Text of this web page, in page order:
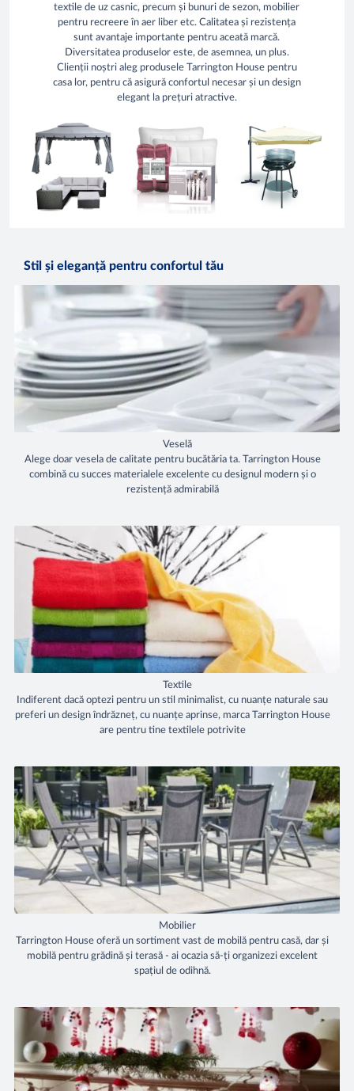
textile de uz casnic, precum și bunuri de sezon, mobilier
pentru recreere în aer liber etc. Calitatea și rezistența
sunt avantaje importante pentru aceată marcă.
Diversitatea produselor este, de asemnea, un plus.
Clienții noștri aleg produsele
Tarrington Housepentru
casa lor, pentru că asigură confortul necesar și un design
elegant la prețuri atractive.
Stil și eleganță pentru confortul tău
Veselă
Alege doar vesela de calitate pentru bucătăria ta. Tarrington House
combină cu succes materialele excelente cu designul modern și o
rezistență admirabilă
Textile
Indiferent dacă optezi pentru un stil minimalist, cu nuanțe naturale sau
preferi un design îndrăzneț, cu nuanțe aprinse, marca Tarrington House
are pentru tine textilele potrivite
Mobilier
Tarrington House oferă un sortiment vast de mobilă pentru casă, dar și
mobilă pentru grădină și terasă - ai ocazia să-ți organizezi excelent
spațiul de odihnă.